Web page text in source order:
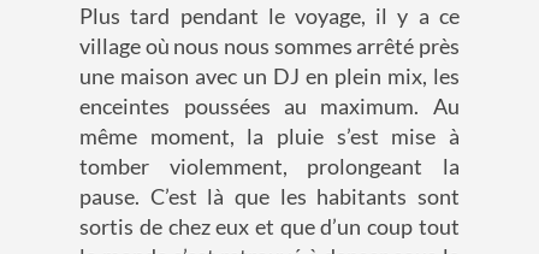
Plus tard pendant le voyage, il y a ce
village où nous nous sommes arrêté près
une maison avec un DJ en plein mix, les
enceintes poussées au maximum. Au
même moment, la pluie s’est mise à
tomber violemment, prolongeant la
pause. C’est là que les habitants sont
sortis de chez eux et que d’un coup tout